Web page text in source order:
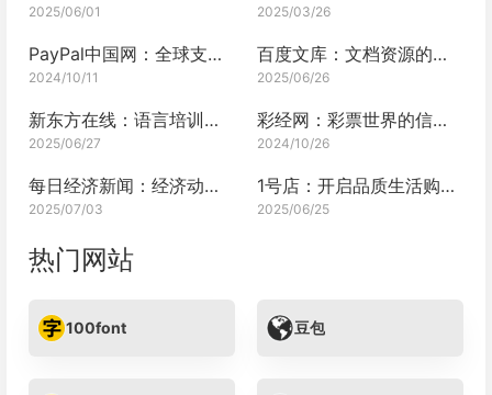
2025/06/01 2025/03/26
PayPal中国网：全球支付新纪元
2024/10/11
百度文库：文档资源的无尽宝藏
2025/06/26
新东方在线：语言培训的专业之选
2025/06/27
彩经网：彩票世界的信息宝库？
2024/10/26
每日经济新闻：经济动态的及时播报
2025/07/03
1号店：开启品质生活购物之旅
2025/06/25
热门网站
100font 豆包